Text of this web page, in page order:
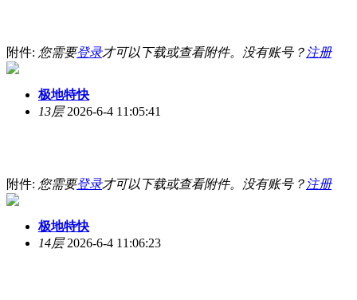
附件: 您需要登录才可以下载或查看附件。没有账号？ 注册
极地特快
13层2026-6-4 11:05:41
附件: 您需要登录才可以下载或查看附件。没有账号？ 注册
极地特快
14层2026-6-4 11:06:23